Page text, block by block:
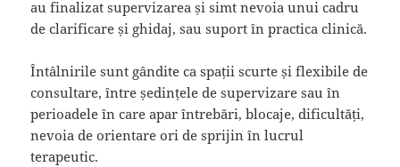
au finalizat supervizarea și simt nevoia unui cadru
de clarificare și ghidaj, sau suport în practica clinică.
Întâlnirile sunt gândite ca spații scurte și flexibile de
consultare, între ședințele de supervizare sau în
perioadele în care apar întrebări, blocaje, dificultăți,
nevoia de orientare ori de sprijin în lucrul
terapeutic.